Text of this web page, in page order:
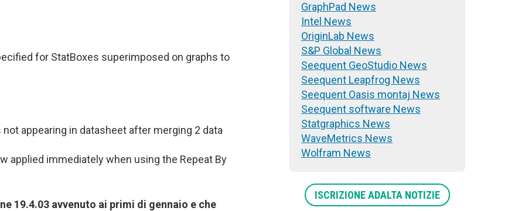
for StatBoxes superimposed on graphs to
appearing in datasheet after merging 2 data
applied immediately when using the Repeat By
19.4.03 avvenuto ai primi di gennaio e che
GraphPad News
Intel News
OriginLab News
S&P Global News
Seequent GeoStudio News
Seequent Leapfrog News
Seequent Oasis montaj News
Seequent software News
Statgraphics News
WaveMetrics News
Wolfram News
ISCRIZIONE ADALTA NOTIZIE